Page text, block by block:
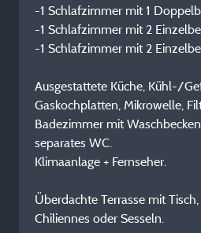
-1 Schlafzimmer mit 1
-1 Schlafzimmer mit 2
-1 Schlafzimmer mit 2
Ausgestattete Küche, Kühl-/
Gaskochplatten, Mikrowelle,
Badezimmer mit
separates WC.
Klimaanlage + Fernseher.
Überdachte Terrasse mit
Chiliennes oder Sesseln.